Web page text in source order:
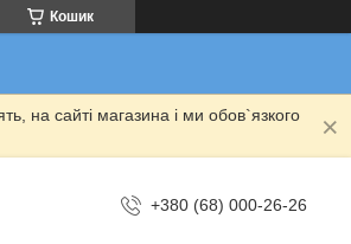
Кошик
на сайті магазина і ми обов`язкого
+380 (68) 000-26-26